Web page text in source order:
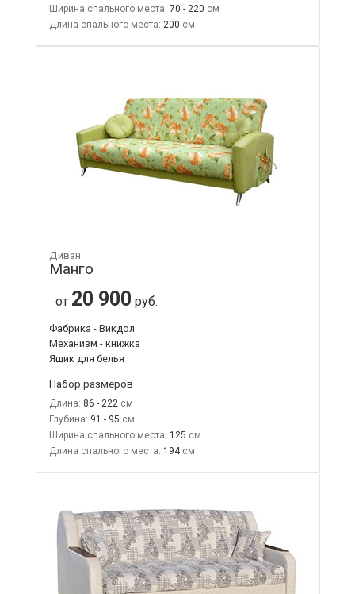
Ширина спального места: 70 - 220
Длина спального места: 200
Диван
Манго
от 20 900 руб.
Фабрика - Викдол
Механизм - книжка
Ящик для белья
Набор размеров
Длина: 86 - 222
Глубина: 91 - 95
Ширина спального места: 125
Длина спального места: 194